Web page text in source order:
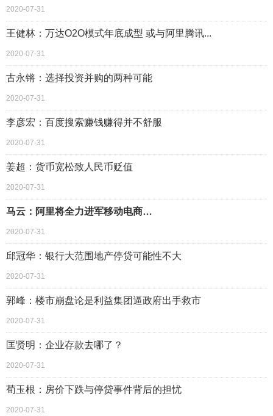
2020-07-31
王健林：万达O2O模式年底成型 或与阿里腾讯...
2020-07-31
古永锵：选择投资并购的两种可能
2020-07-31
李彦宏：百度搜索赚钱赚得并不舒服
2020-07-31
姜超：货币宽松致人民币贬值
2020-07-31
马云：阿里将全力进军移动电商…
2020-07-31
邱冠华：银行大范围地产停贷可能性不大
2020-07-31
郭峰：楼市崩盘论是利益集团逼政府出手救市
2020-07-31
匡贤明：企业存款去哪了？
2020-07-31
荀玉根：房价下跌与停贷事件背后的担忧
2020-07-31